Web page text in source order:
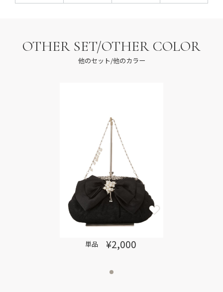
OTHER SET/OTHER COLOR
他のセット/他のカラー
単品 ¥2,000